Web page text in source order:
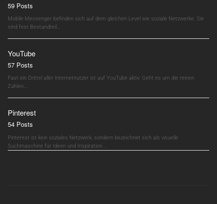
59 Posts
Mobile Messenger befinden sich auf dem gleichen Level wie soziale Netzwerke. Sie
sind fest Bestandteil…
YouTube
57 Posts
Fast ein Drittel aller Internetnutzer ist auf YouTube aktiv. Geht es um die reinen
Zahlen,…
Pinterest
54 Posts
Pinterest ist kein soziales Netzwerk, sondern bezeichnet sich als visuelle
Suchmaschine für Ideen und Inspiration.…